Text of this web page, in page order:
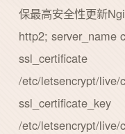
保最高安全性更新
http2; server_name
ssl_certificate
/etc/letsencrypt/live/
ssl_certificate_key
/etc/letsencrypt/live/